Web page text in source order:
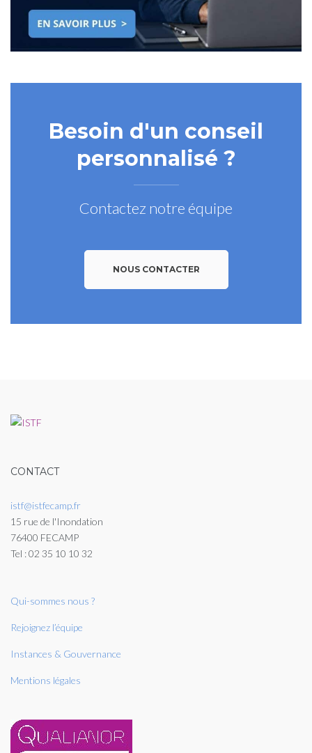
Besoin d'un conseil
personnalisé ?
Contactez notre équipe
NOUS CONTACTER
CONTACT
istf@istfecamp.fr
15 rue de l'Inondation
76400 FECAMP
Tel : 02 35 10 10 32
Qui-sommes nous ?
Rejoignez l’équipe
Instances & Gouvernance
Mentions légales